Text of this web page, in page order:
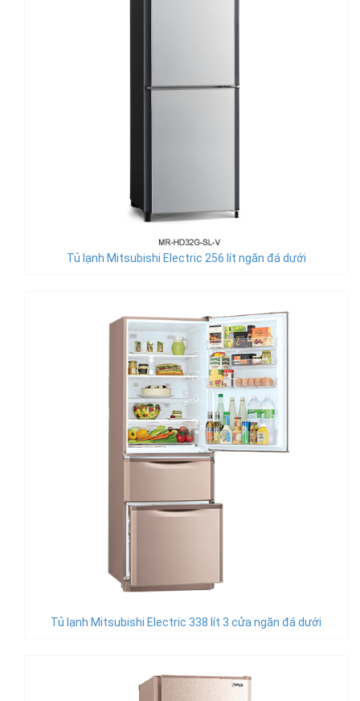
Tủ lạnh Mitsubishi Electric 256 lít ngăn đá dưới
Tủ lạnh Mitsubishi Electric 338 lít 3 cửa ngăn đá dưới